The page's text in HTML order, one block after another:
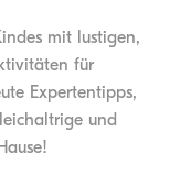
mit lustigen,
für
Expertentipps,
und